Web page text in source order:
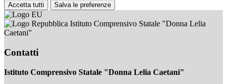
Accetta tutti Salva le preferenze
Istituto Comprensivo Statale "Donna Lelia
Caetani"
Contatti
Istituto Comprensivo Statale "Donna Lelia Caetani"